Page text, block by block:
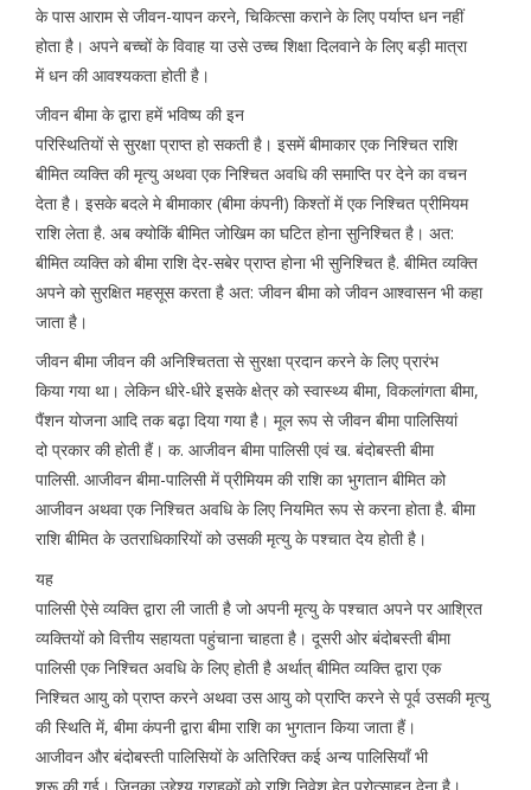
के पास आराम से जीवन-यापन करने, चिकित्सा कराने के लिए पर्याप्त धन नहीं
होता है। अपने बच्चों के विवाह या उसे उच्च शिक्षा दिलवाने के लिए बड़ी मात्रा
में धन की आवश्यकता होती है।
जीवन बीमा के द्वारा हमें भविष्य की इन
परिस्थितियों से सुरक्षा प्राप्त हो सकती है। इसमें बीमाकार एक निश्चित राशि
बीमित व्यक्ति की मृत्यु अथवा एक निश्चित अवधि की समाप्ति पर देने का वचन
देता है। इसके बदले मे बीमाकार (बीमा कंपनी) किश्तों में एक निश्चित प्रीमियम
राशि लेता है. अब क्योकिं बीमित जोखिम का घटित होना सुनिश्चित है। अत:
बीमित व्यक्ति को बीमा राशि देर-सबेर प्राप्त होना भी सुनिश्चित है. बीमित व्यक्ति
अपने को सुरक्षित महसूस करता है अत: जीवन बीमा को जीवन आश्वासन भी कहा
जाता है।
जीवन बीमा जीवन की अनिश्चितता से सुरक्षा प्रदान करने के लिए प्रारंभ
किया गया था। लेकिन धीरे-धीरे इसके क्षेत्र को स्वास्थ्य बीमा, विकलांगता बीमा,
पैंशन योजना आदि तक बढ़ा दिया गया है। मूल रूप से जीवन बीमा पालिसियां
दो प्रकार की होती हैं। क. आजीवन बीमा पालिसी एवं ख. बंदोबस्ती बीमा
पालिसी. आजीवन बीमा-पालिसी में प्रीमियम की राशि का भुगतान बीमित को
आजीवन अथवा एक निश्चित अवधि के लिए नियमित रूप से करना होता है. बीमा
राशि बीमित के उतराधिकारियों को उसकी मृत्यु के पश्चात देय होती है।
यह
पालिसी ऐसे व्यक्ति द्वारा ली जाती है जो अपनी मृत्यु के पश्चात अपने पर आश्रित
व्यक्तियों को वित्तीय सहायता पहुंचाना चाहता है। दूसरी ओर बंदोबस्ती बीमा
पालिसी एक निश्चित अवधि के लिए होती है अर्थात् बीमित व्यक्ति द्वारा एक
निश्चित आयु को प्राप्त करने अथवा उस आयु को प्राप्ति करने से पूर्व उसकी मृत्यु
की स्थिति में, बीमा कंपनी द्वारा बीमा राशि का भुगतान किया जाता हैं।
आजीवन और बंदोबस्ती पालिसियों के अतिरिक्त कई अन्य पालिसियाँ भी